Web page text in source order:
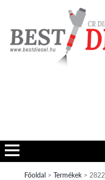
Főoldal > Termékek >